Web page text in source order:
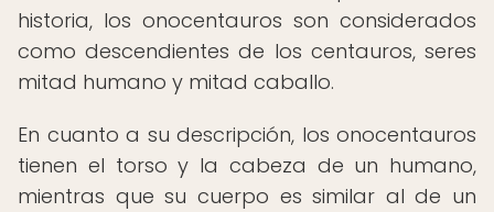
historia, los onocentauros son considerados
como descendientes de los centauros, seres
mitad humano y mitad caballo.
En cuanto a su descripción, los onocentauros
tienen el torso y la cabeza de un humano,
mientras que su cuerpo es similar al de un